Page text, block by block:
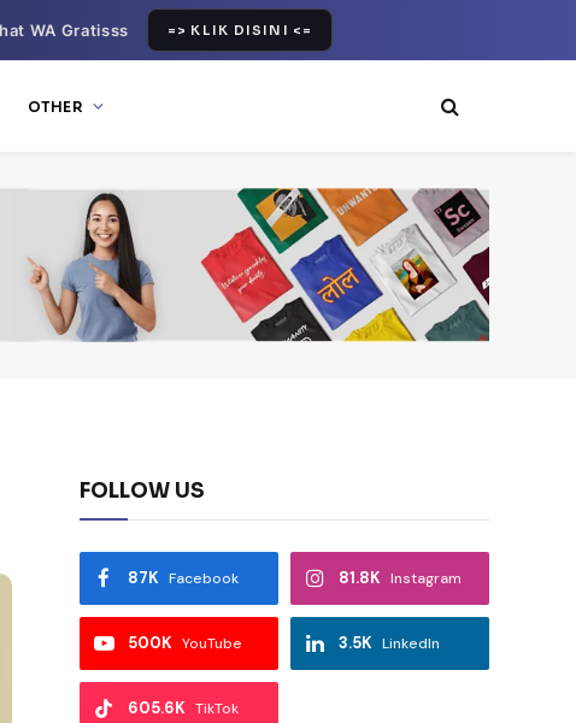
WA Gratisss => KLIK DISINI <=
OTHER
FOLLOW US
Facebook
87K Instagram
81.8K
YouTube
500K LinkedIn
3.5K
TikTok
605.6K